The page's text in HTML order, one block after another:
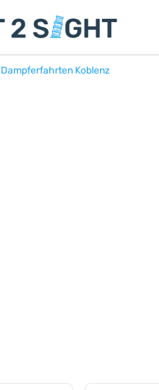
Dampferfahrten Koblenz